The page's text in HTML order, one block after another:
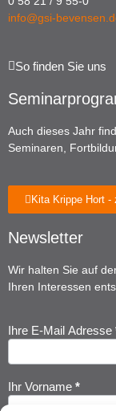
info@gsi-
So finden Sie uns
Auch dieses Jahr
Seminaren,
Kita Krippe Hort -
Newsletter
Wir halten Sie auf
Ihren Interessen
Newsletter
Anmeldung
Ihre E-Mail Adresse
Ihr Vorname *